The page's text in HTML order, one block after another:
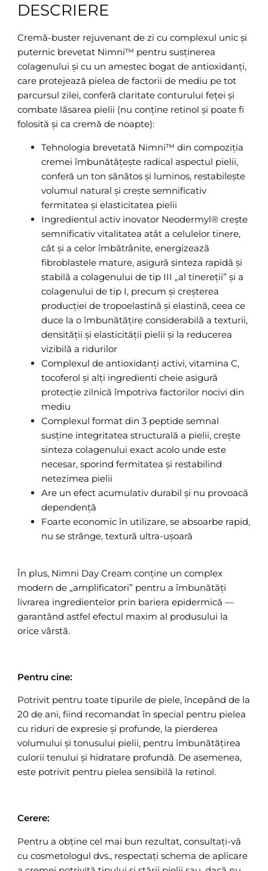
DESCRIERE
Cremă-buster rejuvenant de zi cu complexul unic și
puternic brevetat Nimni™ pentru susținerea
colagenului și cu un amestec bogat de antioxidanți,
care protejează pielea de factorii de mediu pe tot
parcursul zilei, conferă claritate conturului feței și
combate lăsarea pielii (nu conține retinol și poate fi
folosită și ca cremă de noapte):
Tehnologia brevetată Nimni™ din compoziția
cremei îmbunătățește radical aspectul pielii,
conferă un ton sănătos și luminos, restabilește
volumul natural și crește semnificativ
fermitatea și elasticitatea pielii
Ingredientul activ inovator Neodermyl® crește
semnificativ vitalitatea atât a celulelor tinere,
cât și a celor îmbătrânite, energizează
fibroblastele mature, asigură sinteza rapidă și
stabilă a colagenului de tip III „al tinereții” și a
colagenului de tip I, precum și creșterea
producției de tropoelastină și elastină, ceea ce
duce la o îmbunătățire considerabilă a texturii,
densității și elasticității pielii și la reducerea
vizibilă a ridurilor
Complexul de antioxidanți activi, vitamina C,
tocoferol și alți ingredienti cheie asigură
protecție zilnică împotriva factorilor nocivi din
mediu
Complexul format din 3 peptide semnal
susține integritatea structurală a pielii, crește
sinteza colagenului exact acolo unde este
necesar, sporind fermitatea și restabilind
netezimea pielii
Are un efect acumulativ durabil și nu provoacă
dependență
Foarte economic în utilizare, se absoarbe rapid,
nu se strânge, textură ultra-ușoară
În plus, Nimni Day Cream conține un complex
modern de „amplificatori” pentru a îmbunătăți
livrarea ingredientelor prin bariera epidermică —
garantând astfel efectul maxim al produsului la
orice vârstă.
Pentru cine:
Potrivit pentru toate tipurile de piele, începând de la
20 de ani, fiind recomandat în special pentru pielea
cu riduri de expresie și profunde, la pierderea
volumului și tonusului pielii, pentru îmbunătățirea
culorii tenului și hidratare profundă. De asemenea,
este potrivit pentru pielea sensibilă la retinol.
Cerere:
Pentru a obține cel mai bun rezultat, consultați-vă
cu cosmetologul dvs., respectați schema de aplicare